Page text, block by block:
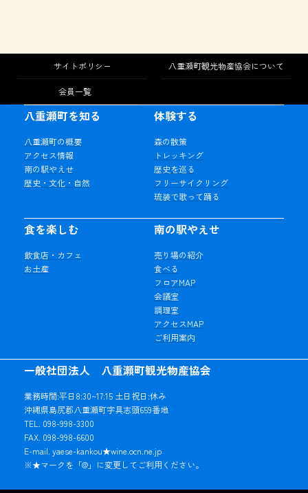
サイトポリシー 八重瀬町観光物産協会について
会員一覧
一般社団法人 八重瀬町観光物産協会
業務時間:平日8:30~17:15 土日祝日:休み
沖縄県島尻郡八重瀬町字具志頭659番地
TEL. 098-998-3300
FAX. 098-998-6600
E-mail. yaese-kankou★wine.ocn.ne.jp
※★マークを「@」に変更してご利用ください。
八重瀬町を知る
八重瀬町の概要
アクセス情報
南の駅やえせ
歴史・文化・自然
体験する
森の散策
トレッキング
歴史を巡る
フリーサイクリング
琉装で歌って踊る
食を楽しむ
飲食店・カフェ
お土産
南の駅やえせ
売り場の紹介
食べる
フロアMAP
会議室
調理室
アクセスMAP
ご利用案内